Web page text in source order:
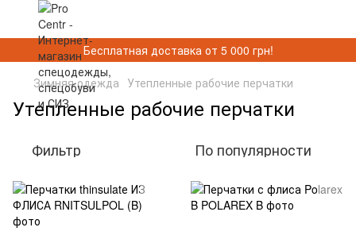
Бесплатная доставка от 5 000 грн!
Зимняя одежда Утепленные рабочие перчатки
Утепленные рабочие перчатки
Фильтр По популярности